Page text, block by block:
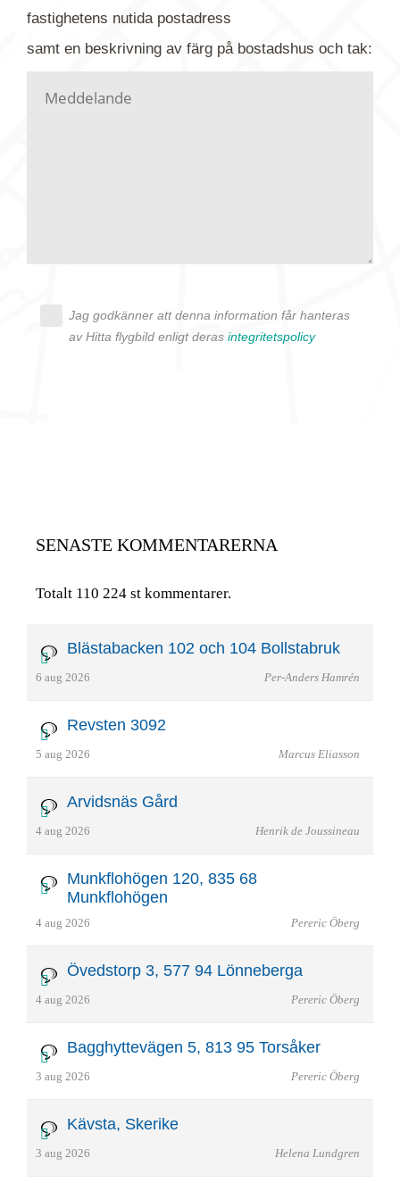
kontaktar dig så fort vi kan, givetvis utan
fastighetens nutidapostadress
samt en beskrivning av färg på bostadshus och tak:
Jag godkänner att denna information får hanteras
av Hitta flygbild enligt deras integritetspolicy
SENASTE KOMMENTARERNA
Totalt 110 224 st kommentarer.
Blästabacken 102 och 104 Bollstabruk
6 aug 2026 Per-Anders Hamrén
Revsten 3092
5 aug 2026 Marcus Eliasson
Arvidsnäs Gård
4 aug 2026 Henrik de Joussineau
Munkflohögen 120, 835 68
Munkflohögen
4 aug 2026 Pereric Öberg
Övedstorp 3, 577 94 Lönneberga
4 aug 2026 Pereric Öberg
Bagghyttevägen 5, 813 95 Torsåker
3 aug 2026 Pereric Öberg
Kävsta, Skerike
3 aug 2026 Helena Lundgren